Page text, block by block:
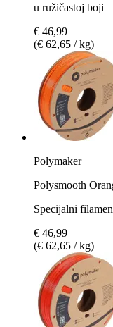
u ružičastoj boji
€ 46,99
(€ 62,65 / kg)
Polymaker
Polysmooth
Specijalni
€ 46,99
(€ 62,65 / kg)